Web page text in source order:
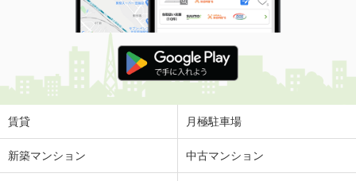
賃貸 月極駐車場
新築マンション 中古マンション